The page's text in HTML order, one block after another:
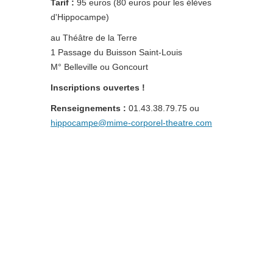
Tarif : 95 euros (80 euros pour les élèves
d'Hippocampe)
au Théâtre de la Terre
1 Passage du Buisson Saint-Louis
M° Belleville ou Goncourt
Inscriptions ouvertes !
Renseignements : 01.43.38.79.75 ou
hippocampe@mime-corporel-theatre.com